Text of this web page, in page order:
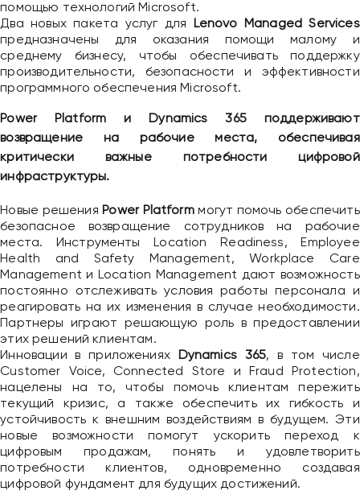
помощью технологий Microsoft.
Два новых пакета услуг для Lenovo Managed Services
предназначены для оказания помощи малому и
среднему бизнесу, чтобы обеспечивать поддержку
производительности, безопасности и эффективности
программного обеспечения Microsoft.
Power Platform и Dynamics 365 поддерживают
возвращение на рабочие места, обеспечивая
критически важные потребности цифровой
инфраструктуры.
Новые решенияPower Platformмогут помочь обеспечить
безопасное возвращение сотрудников на рабочие
места. Инструменты Location Readiness, Employee
Health and Safety Management, Workplace Care
Management и Location Management дают возможность
постоянно отслеживать условия работы персонала и
реагировать на их изменения в случае необходимости.
Партнеры играют решающую роль в предоставлении
этих решений клиентам.
Инновации в приложениях Dynamics 365, в том числе
Customer Voice, Connected Store и Fraud Protection,
нацелены на то, чтобы помочь клиентам пережить
текущий кризис, а также обеспечить их гибкость и
устойчивость к внешним воздействиям в будущем. Эти
новые возможности помогут ускорить переход к
цифровым продажам, понять и удовлетворить
потребности клиентов, одновременно создавая
цифровой фундамент для будущих достижений.